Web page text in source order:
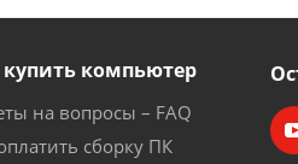
купить компьютер
на вопросы – FAQ
сборку ПК